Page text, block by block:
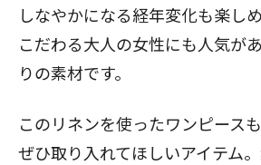
しなやかになる経年変化も楽し
こだわる大人の女性にも人気が
りの素材です。
このリネンを使ったワンピース
ぜひ取り入れてほしいアイテム